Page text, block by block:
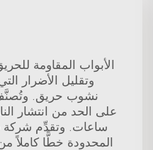
الأبواب المقاومة
وتقليل الأضرار
نشوب حريق. وتُصنَّف
ساعات. وتقدِّم شركة
المحدودة خطًّا كاملاً